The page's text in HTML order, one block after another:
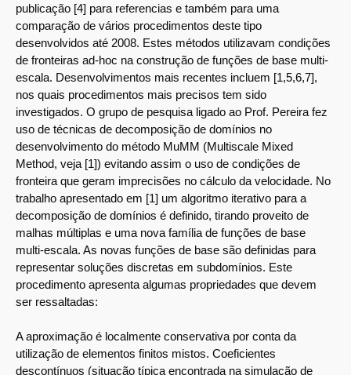
publicação [4] para referencias e também para uma
comparação de vários procedimentos deste tipo
desenvolvidos até 2008. Estes métodos utilizavam condições
de fronteiras ad-hoc na construção de funções de base multi-
escala. Desenvolvimentos mais recentes incluem [1,5,6,7],
nos quais procedimentos mais precisos tem sido
investigados. O grupo de pesquisa ligado ao Prof. Pereira fez
uso de técnicas de decomposição de domínios no
desenvolvimento do método MuMM (Multiscale Mixed
Method, veja [1]) evitando assim o uso de condições de
fronteira que geram imprecisões no cálculo da velocidade. No
trabalho apresentado em [1] um algoritmo iterativo para a
decomposição de domínios é definido, tirando proveito de
malhas múltiplas e uma nova família de funções de base
multi-escala. As novas funções de base são definidas para
representar soluções discretas em subdomínios. Este
procedimento apresenta algumas propriedades que devem
ser ressaltadas:
A aproximação é localmente conservativa por conta da
utilização de elementos finitos mistos. Coeficientes
descontínuos (situação típica encontrada na simulação de